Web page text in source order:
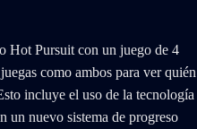
Hot Pursuit con un juego de 4
como ambos para ver quién
incluye el uso de la tecnología
un nuevo sistema de progreso